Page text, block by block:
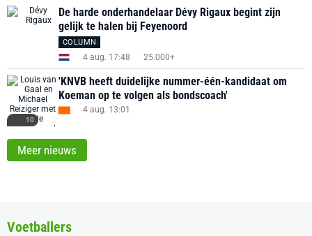
De harde onderhandelaar Dévy Rigaux begint zijn
gelijk te halen bij Feyenoord
COLUMN
4 aug. 17:48 25.000+
10
'KNVB heeft duidelijke nummer-één-kandidaat om
Koeman op te volgen als bondscoach'
4 aug. 13:01
Meer nieuws
Voetballers